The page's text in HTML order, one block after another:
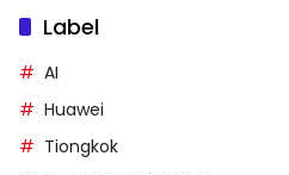
Label
AI
Huawei
Tiongkok